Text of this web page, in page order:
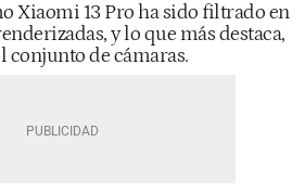
Xiaomi 13 Pro ha sido filtrado en
y lo que más destaca,
conjunto de cámaras.